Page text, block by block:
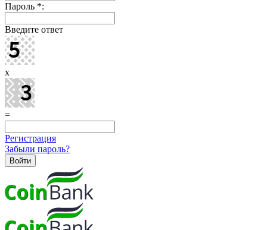
Пароль *:
Введите ответ
x
=
Регистрация
Забыли пароль?